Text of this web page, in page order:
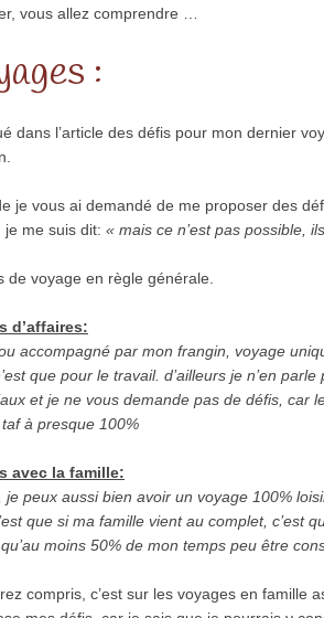
vous allez comprendre …
:
dans l’article des défis pour mon dernier
je vous ai demandé de me proposer des
me suis dit: « mais ce n’est pas possible,
de voyage en règle générale.
d’affaires:
accompagné par mon frangin, voyage
que pour le travail. d’ailleurs je n’en
et je ne vous demande pas de défis, car
à presque 100%
avec la famille:
je peux aussi bien avoir un voyage 100%
que si ma famille vient au complet, c’est
moins 50% de mon temps peu être
compris, c’est sur les voyages en famille